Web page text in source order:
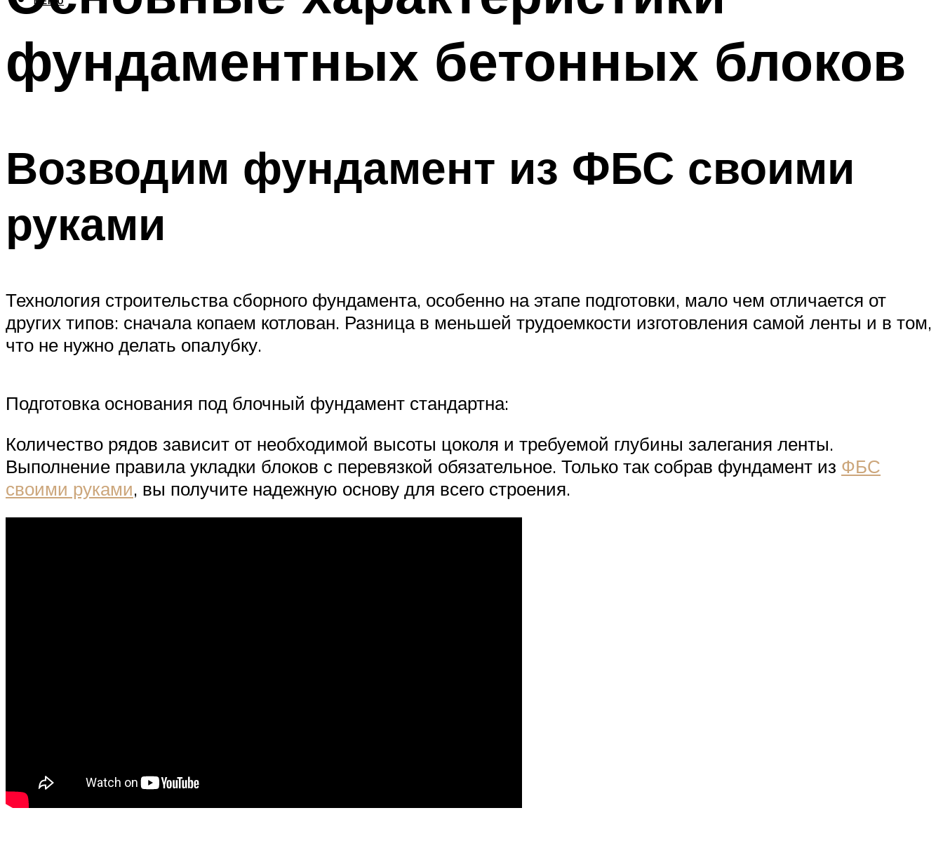
фундаментных бетонных блоков
Возводим фундамент из ФБС своими
руками
Технология строительства сборного фундамента, особенно на этапе подготовки, мало чем отличается от
других типов: сначала копаем котлован. Разница в меньшей трудоемкости изготовления самой ленты и в том,
что не нужно делать опалубку.
Подготовка основания под блочный фундамент стандартна:
Количество рядов зависит от необходимой высоты цоколя и требуемой глубины залегания ленты.
Выполнение правила укладки блоков с перевязкой обязательное. Только так собрав фундамент из ФБС
своими руками, вы получите надежную основу для всего строения.